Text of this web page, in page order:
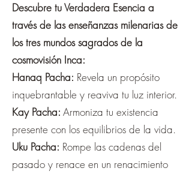
Descubre tu Verdadera Esencia a
través de las enseñanzas milenarias de
los tres mundos sagrados de la
cosmovisión Inca:
Hanaq Pacha: Revela un propósito
inquebrantable y reaviva tu luz interior.
Kay Pacha: Armoniza tu existencia
presente con los equilibrios de la vida.
Uku Pacha: Rompe las cadenas del
pasado y renace en un renacimiento